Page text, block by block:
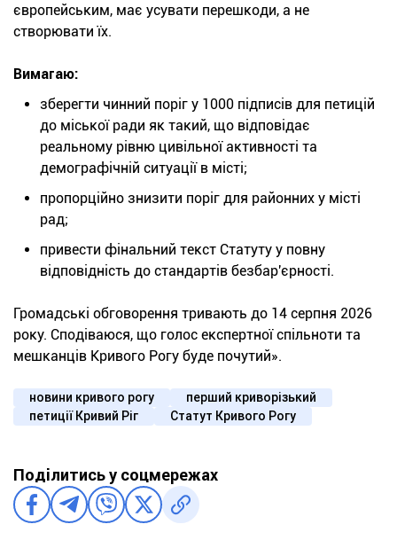
європейським, має усувати перешкоди, а не
створювати їх.
Вимагаю:
зберегти чинний поріг у 1000 підписів для петицій
до міської ради як такий, що відповідає
реальному рівню цивільної активності та
демографічній ситуації в місті;
пропорційно знизити поріг для районних у місті
рад;
привести фінальний текст Статуту у повну
відповідність до стандартів безбар'єрності.
Громадські обговорення тривають до 14 серпня 2026
року. Сподіваюся, що голос експертної спільноти та
мешканців Кривого Рогу буде почутий».
новини кривого рогу
перший криворізький
петиції Кривий Ріг
Статут Кривого Рогу
Поділитись у соцмережах